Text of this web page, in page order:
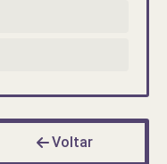
Voltar